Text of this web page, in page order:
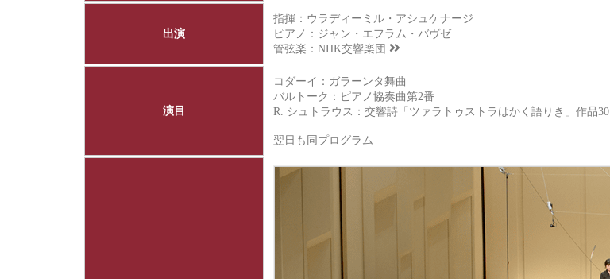
出演
指揮：ウラディーミル・アシュケナージ
ピアノ：ジャン・エフラム・バヴゼ
管弦楽： NHK交響楽団
演目
コダーイ：ガラーンタ舞曲
バルトーク：ピアノ協奏曲第2番
R. シュトラウス：交響詩「ツァラトゥストラはかく語りき」作品30
翌日も同プログラム